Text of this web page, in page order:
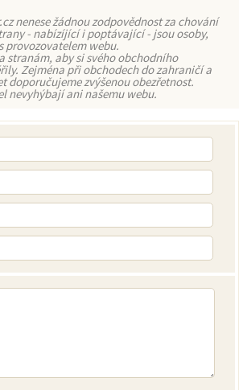
nenese žádnou zodpovědnost za chování
- nabízíjící i poptávající - jsou osoby,
provozovatelem webu.
stranám, aby si svého obchodního
Zejména při obchodech do zahraničí a
doporučujeme zvýšenou obezřetnost.
nevyhýbají ani našemu webu.